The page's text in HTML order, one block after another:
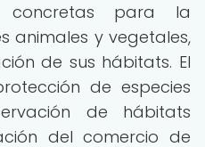
concretas para la
animales y vegetales,
de sus hábitats. El
de especies
de hábitats
del comercio de